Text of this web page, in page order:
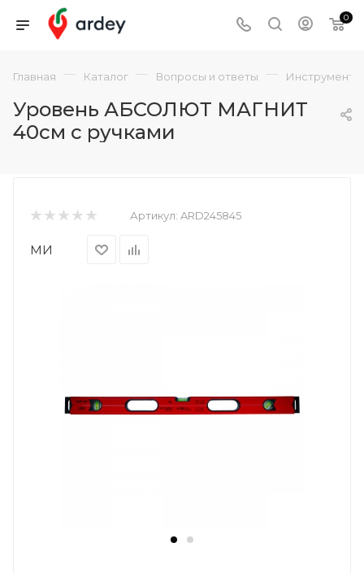
0
Главная — Каталог — Вопросы и ответы — Инструмент
Уровень АБСОЛЮТ МАГНИТ
40см с ручками
Артикул: ARD245845
МИ